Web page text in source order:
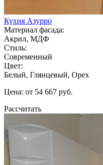
Кухня Азурро
Материал фасада:
Акрил, МДФ
Стиль:
Современный
Цвет:
Белый, Глянцевый, Орех
Цена: от 54 667 руб.
Рассчитать